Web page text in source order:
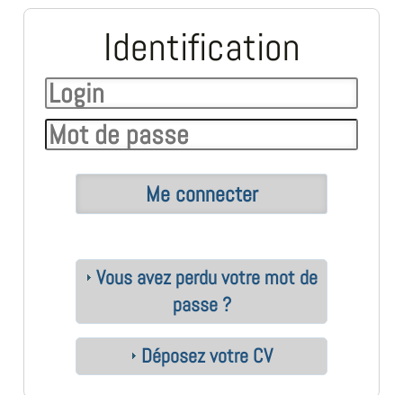
Identification
Vous avez perdu votre mot de
passe ?
Déposez votre CV